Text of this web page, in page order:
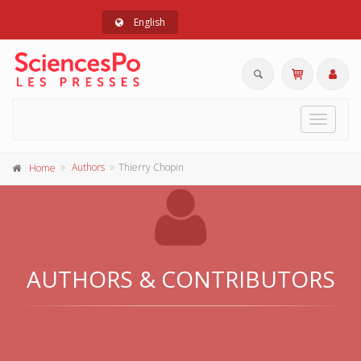
English
Toggle
Home Authors Thierry Chopin
AUTHORS & CONTRIBUTORS